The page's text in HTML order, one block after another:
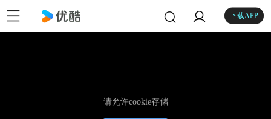
下载APP
请允许cookie存储